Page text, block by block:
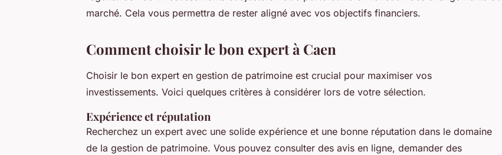
marché. Cela vous permettra de rester aligné avec vos objectifs financiers.
Comment choisir le bon expert à Caen
Choisir le bon expert en gestion de patrimoine est crucial pour maximiser vos
investissements. Voici quelques critères à considérer lors de votre sélection.
Expérience et réputation
Recherchez un expert avec une solide expérience et une bonne réputation dans le domaine
de la gestion de patrimoine. Vous pouvez consulter des avis en ligne, demander des